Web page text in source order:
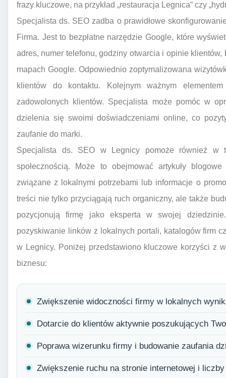
frazy kluczowe, na przykład „restauracja Legnica” czy
Specjalista ds. SEO zadba o prawidłowe
Firma. Jest to bezpłatne narzędzie Google, które
adres, numer telefonu, godziny otwarcia i opinie
mapach Google. Odpowiednio zoptymalizowana
klientów do kontaktu. Kolejnym ważnym
zadowolonych klientów. Specjalista może pomóc w
dzielenia się swoimi doświadczeniami online, co
zaufanie do marki.
Specjalista ds. SEO w Legnicy pomoże również w
społecznością. Może to obejmować artykuły
związane z lokalnymi potrzebami lub informacje o
treści nie tylko przyciągają ruch organiczny, ale także
pozycjonują firmę jako eksperta w swojej
pozyskiwanie linków z lokalnych portali, katalogów firm
w Legnicy. Poniżej przedstawiono kluczowe korzyści z
biznesu:
Zwiększenie widoczności firmy w lokalnych
Dotarcie do klientów aktywnie poszukujących
Poprawa wizerunku firmy i budowanie zaufania
Zwiększenie ruchu na stronie internetowej i